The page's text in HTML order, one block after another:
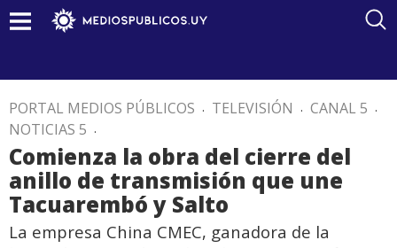
PORTAL MEDIOS PÚBLICOS . TELEVISIÓN . CANAL 5 .
NOTICIAS 5 .
Comienza la obra del cierre del
anillo de transmisión que une
Tacuarembó y Salto
La empresa China CMEC, ganadora de la